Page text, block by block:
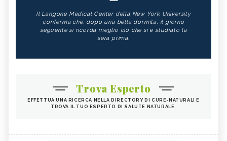
Il Langone Medical Center della New York University
conferma che, dopo una bella dormita, il giorno
seguente si ricorda meglio ciò che si è studiato la
sera prima.
Trova Esperto
EFFETTUA UNA RICERCA NELLA DIRECTORY DI CURE-NATURALI E
TROVA IL TUO ESPERTO DI SALUTE NATURALE.